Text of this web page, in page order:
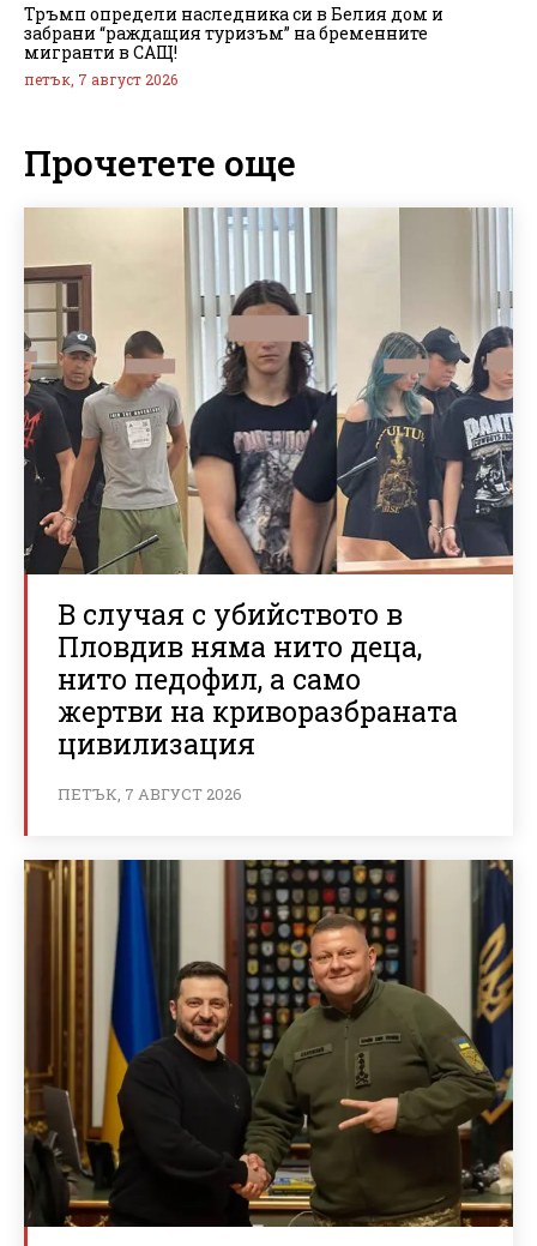
Тръмп определи наследника си в Белия дом и
забрани “раждащия туризъм” на бременните
мигранти в САЩ!
петък, 7 август 2026
Прочетете още
В случая с убийството в
Пловдив няма нито деца,
нито педофил, а само
жертви на криворазбраната
цивилизация
ПЕТЪК, 7 АВГУСТ 2026